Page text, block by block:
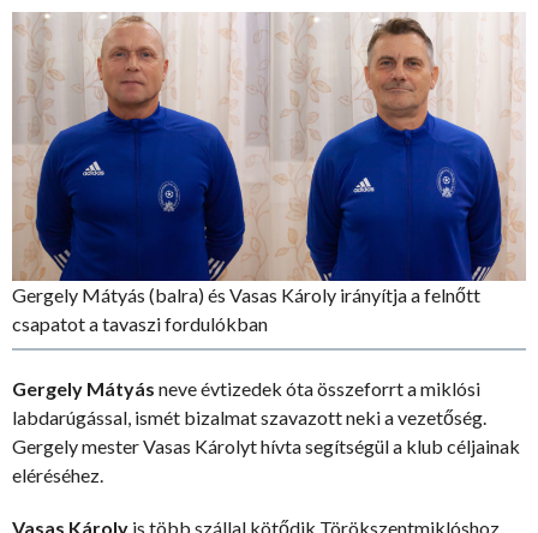
Gergely Mátyás (balra) és Vasas Károly irányítja a felnőtt
csapatot a tavaszi fordulókban
Gergely Mátyás neve évtizedek óta összeforrt a miklósi
labdarúgással, ismét bizalmat szavazott neki a vezetőség.
Gergely mester Vasas Károlyt hívta segítségül a klub céljainak
eléréséhez.
Vasas Károly is több szállal kötődik Törökszentmiklóshoz,